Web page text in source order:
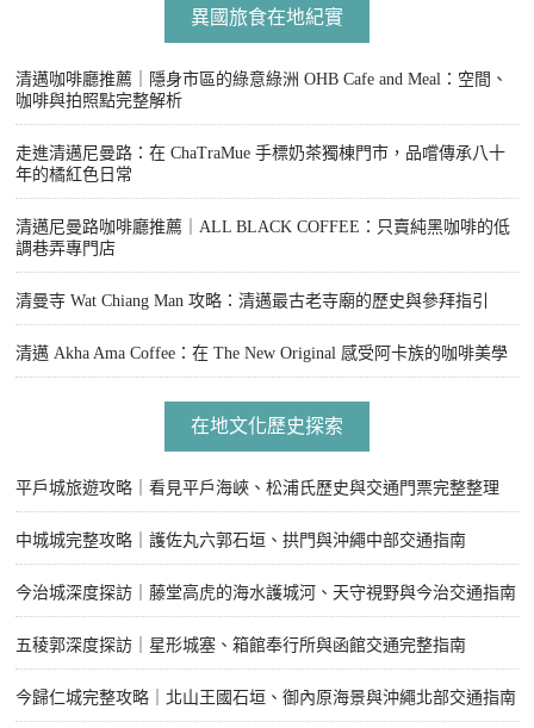
異國旅食在地紀實
清邁咖啡廳推薦｜隱身市區的綠意綠洲 OHB Cafe and Meal：空間、
咖啡與拍照點完整解析
走進清邁尼曼路：在 ChaTraMue 手標奶茶獨棟門市，品嚐傳承八十
年的橘紅色日常
清邁尼曼路咖啡廳推薦｜ALL BLACK COFFEE：只賣純黑咖啡的低
調巷弄專門店
清曼寺 Wat Chiang Man 攻略：清邁最古老寺廟的歷史與參拜指引
清邁 Akha Ama Coffee：在 The New Original 感受阿卡族的咖啡美學
在地文化歷史探索
平戶城旅遊攻略｜看見平戶海峽、松浦氏歷史與交通門票完整整理
中城城完整攻略｜護佐丸六郭石垣、拱門與沖繩中部交通指南
今治城深度探訪｜藤堂高虎的海水護城河、天守視野與今治交通指南
五稜郭深度探訪｜星形城塞、箱館奉行所與函館交通完整指南
今歸仁城完整攻略｜北山王國石垣、御內原海景與沖繩北部交通指南